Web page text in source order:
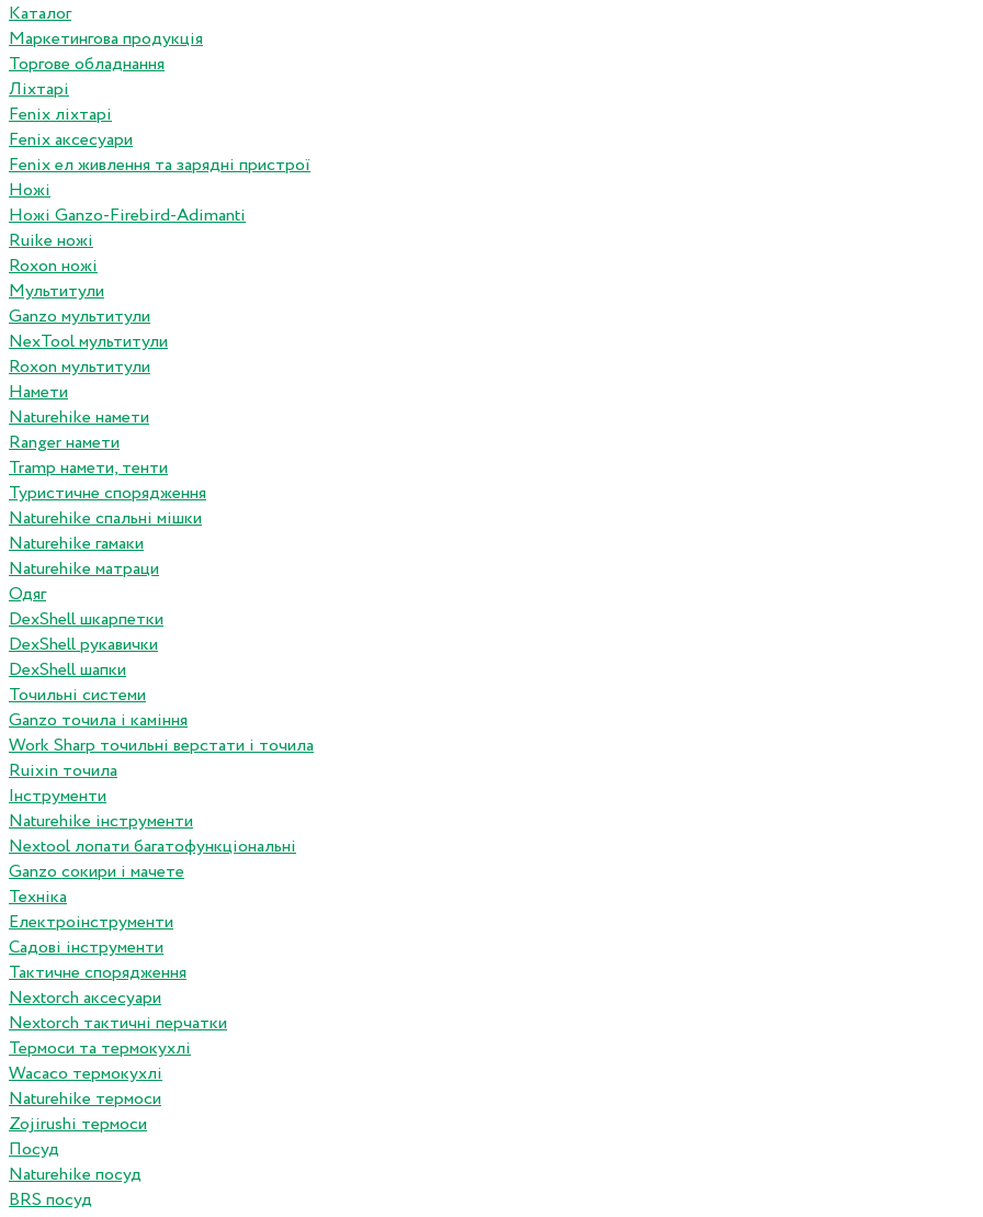
Каталог
Маркетингова продукція
Торгове обладнання
Ліхтарі
Fenix ліхтарі
Fenix аксесуари
Fenix ел живлення та зарядні пристрої
Ножі
Ножі Ganzo-Firebird-Adimanti
Ruike ножі
Roxon ножi
Мультитули
Ganzo мультитули
NexTool мультитули
Roxon мультитули
Намети
Naturehike намети
Ranger намети
Tramp намети, тенти
Туристичне спорядження
Naturehike спальні мішки
Naturehike гамаки
Naturehike матраци
Одяг
DexShell шкарпетки
DexShell рукавички
DexShell шапки
Точильні системи
Ganzo точила і каміння
Work Sharp точильні верстати і точила
Ruixin точила
Інструменти
Naturehike інструменти
Nextool лопати багатофункціональні
Ganzo сокири і мачете
Техніка
Електроінструменти
Садові інструменти
Тактичне спорядження
Nextorch аксесуари
Nextorch тактичні перчатки
Термоси та термокухлі
Wacaco термокухлі
Naturehike термоси
Zojirushi термоси
Посуд
Naturehike посуд
BRS посуд